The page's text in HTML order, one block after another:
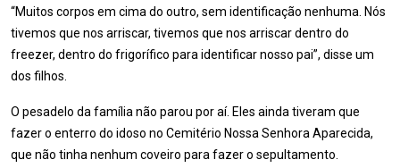
“Muitos corpos em cima do outro, sem identificação nenhuma. Nós
tivemos que nos arriscar, tivemos que nos arriscar dentro do
freezer, dentro do frigorífico para identificar nosso pai”, disse um
dos filhos.
O pesadelo da família não parou por aí. Eles ainda tiveram que
fazer o enterro do idoso no Cemitério Nossa Senhora Aparecida,
que não tinha nenhum coveiro para fazer o sepultamento.